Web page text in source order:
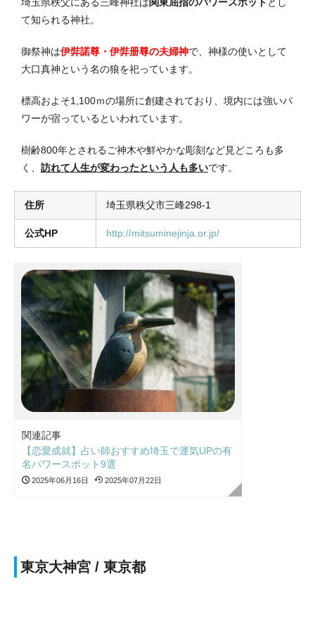
て知られる神社。
御祭神は伊弉諾尊・伊弉册尊の夫婦神で、神様の使いとして
大口真神という名の狼を祀っています。
標高およそ1,100ｍの場所に創建されており、境内には強いパ
ワーが宿っているといわれています。
樹齢800年とされるご神木や鮮やかな彫刻など見どころも多
く、 訪れて人生が変わったという人も多いです。
住所 埼玉県秩父市三峰298-1
公式HP http://mitsuminejinja.or.jp/
関連記事
【恋愛成就】占い師おすすめ埼玉で運気UPの有
名パワースポット9選
2025年06月16日 2025年07月22日
東京大神宮 / 東京都